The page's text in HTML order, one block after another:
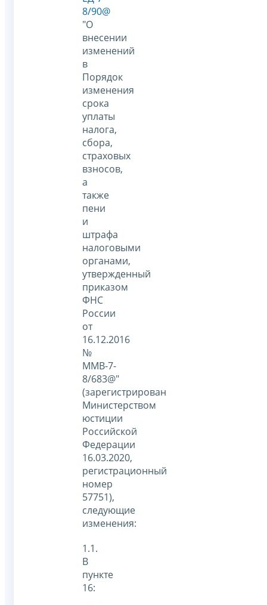
8/90@
"О
внесении
изменений
в
Порядок
изменения
срока
уплаты
налога,
сбора,
страховых
взносов,
а
также
пени
и
штрафа
налоговыми
органами,
утвержденный
приказом
ФНС
России
от
16.12.2016
№
ММВ-7-
8/683@"
(зарегистрирован
Министерством
юстиции
Российской
Федерации
16.03.2020,
регистрационный
номер
57751),
следующие
изменения:
1.1.
В
пункте
16: